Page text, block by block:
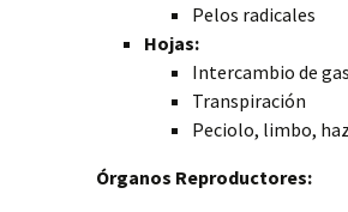
Pelos radicales
Hojas:
Intercambio de
Transpiración
Peciolo, limbo,
Órganos Reproductores: